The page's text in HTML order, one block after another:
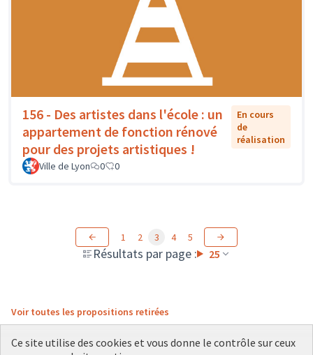
156 - Des artistes dans l'école : un
appartement de fonction rénové
pour des projets artistiques !
En cours
de
réalisation
Ville de Lyon 0 0
Résultats par page : 25
1 2 3 4 5
Voir toutes les propositions retirées
Ce site utilise des cookies et vous donne le contrôle sur ceux